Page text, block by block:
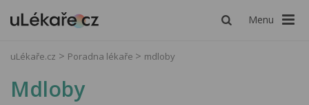
Menu
uLékaře.cz Poradna lékaře mdloby
Mdloby